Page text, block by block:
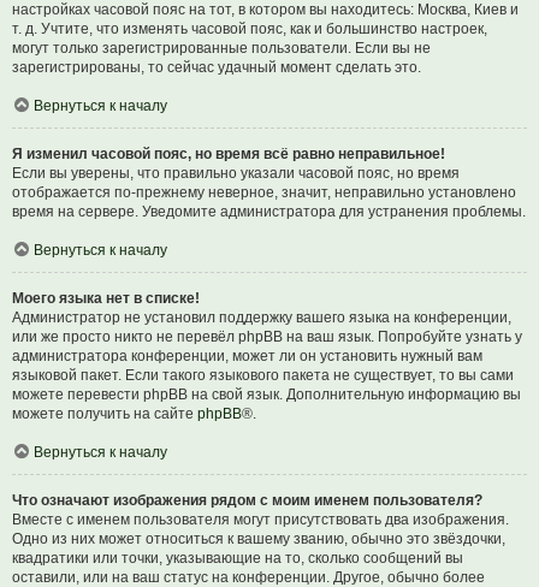
настройках часовой пояс на тот, в котором вы находитесь: Москва, Киев и
т. д. Учтите, что изменять часовой пояс, как и большинство настроек,
могут только зарегистрированные пользователи. Если вы не
зарегистрированы, то сейчас удачный момент сделать это.
Вернуться к началу
Я изменил часовой пояс, но время всё равно неправильное!
Если вы уверены, что правильно указали часовой пояс, но время
отображается по-прежнему неверное, значит, неправильно установлено
время на сервере. Уведомите администратора для устранения проблемы.
Вернуться к началу
Моего языка нет в списке!
Администратор не установил поддержку вашего языка на конференции,
или же просто никто не перевёл phpBB на ваш язык. Попробуйте узнать у
администратора конференции, может ли он установить нужный вам
языковой пакет. Если такого языкового пакета не существует, то вы сами
можете перевести phpBB на свой язык. Дополнительную информацию вы
можете получить на сайте phpBB®.
Вернуться к началу
Что означают изображения рядом с моим именем пользователя?
Вместе с именем пользователя могут присутствовать два изображения.
Одно из них может относиться к вашему званию, обычно это звёздочки,
квадратики или точки, указывающие на то, сколько сообщений вы
оставили, или на ваш статус на конференции. Другое, обычно более